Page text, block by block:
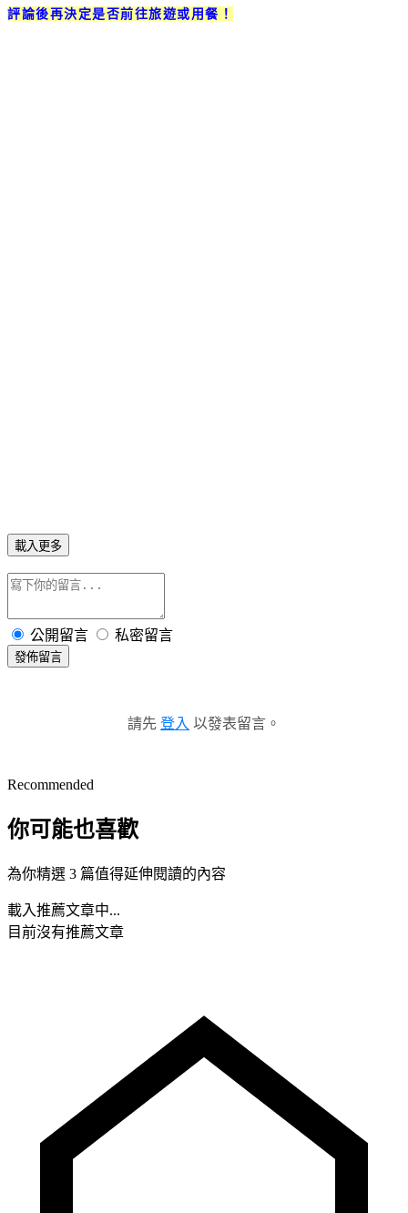
評論後再決定是否前往旅遊或用餐！
載入更多
公開留言 私密留言
發佈留言
請先 登入 以發表留言。
Recommended
你可能也喜歡
為你精選 3 篇值得延伸閱讀的內容
載入推薦文章中...
目前沒有推薦文章